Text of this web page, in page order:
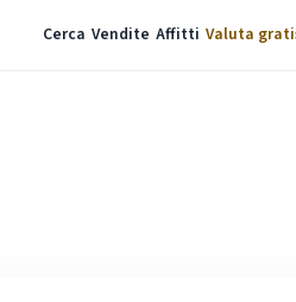
Cerca Vendite Affitti Valuta